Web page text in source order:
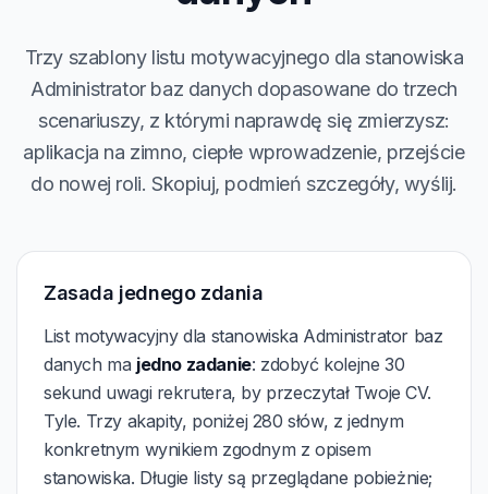
Trzy szablony listu motywacyjnego dla stanowiska
Administrator baz danych dopasowane do trzech
scenariuszy, z którymi naprawdę się zmierzysz:
aplikacja na zimno, ciepłe wprowadzenie, przejście
do nowej roli. Skopiuj, podmień szczegóły, wyślij.
Zasada jednego zdania
List motywacyjny dla stanowiska Administrator baz
danych ma jedno zadanie: zdobyć kolejne 30
sekund uwagi rekrutera, by przeczytał Twoje CV.
Tyle. Trzy akapity, poniżej 280 słów, z jednym
konkretnym wynikiem zgodnym z opisem
stanowiska. Długie listy są przeglądane pobieżnie;